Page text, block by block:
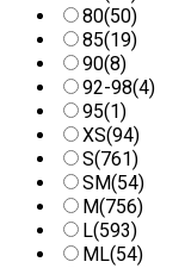
80(50)
85(19)
90(8)
92-98(4)
95(1)
XS(94)
S(761)
SM(54)
M(756)
L(593)
ML(54)